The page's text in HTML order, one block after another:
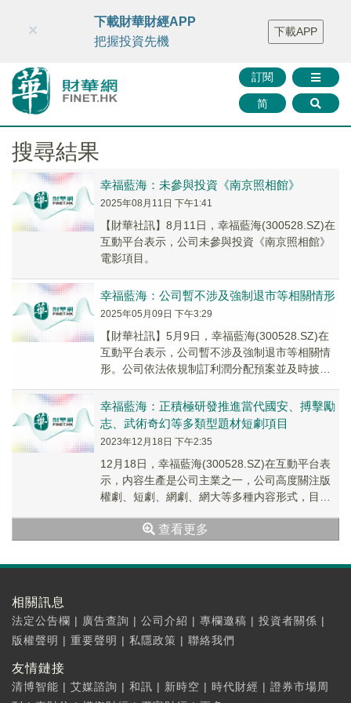
財華智庫網 FINTV FINMETA 財華證券 媒體矩陣
智庫沙龍
聯絡我們
訂閱
简
×
下載財華財經APP
把握投資先機
下載APP
搜尋結果
幸福藍海：未參與投資《南京照相館》
2025年08月11日 下午1:41
【財華社訊】8月11日，幸福藍海(300528.SZ)在
互動平台表示，公司未參與投資《南京照相館》
電影項目。
幸福藍海：公司暫不涉及強制退市等相關情形
2025年05月09日 下午3:29
【財華社訊】5月9日，幸福藍海(300528.SZ)在
互動平台表示，公司暫不涉及強制退市等相關情
形。公司依法依規制訂利潤分配預案並及時披
幸福藍海：正積極研發推進當代國安、搏擊勵
志、武術奇幻等多類型題材短劇項目
2023年12月18日 下午2:35
12月18日，幸福藍海(300528.SZ)在互動平台表
示，内容生產是公司主業之一，公司高度關注版
權劇、短劇、網劇、網大等多種内容形式，目前
查看更多
相關訊息
法定公告欄 | 廣告查詢 | 公司介紹 | 專欄邀稿 | 投資者關係 |
版權聲明 | 重要聲明 | 私隱政策 | 聯絡我們
友情鏈接
清博智能 | 艾媒諮詢 | 和訊 | 新時空 | 時代財經 | 證券市場周